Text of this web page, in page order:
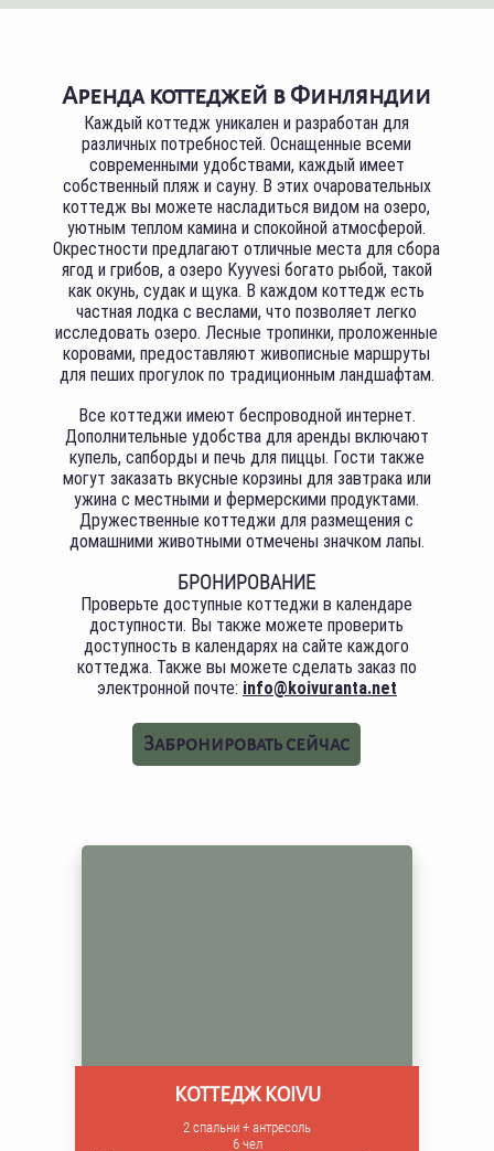
Аренда коттеджей в Финляндии
Каждый коттедж уникален и разработан для
различных потребностей. Оснащенные всеми
современными удобствами, каждый имеет
собственный пляж и сауну. В этих очаровательных
коттедж вы можете насладиться видом на озеро,
уютным теплом камина и спокойной атмосферой.
Окрестности предлагают отличные места для сбора
ягод и грибов, а озеро Kyyvesi богато рыбой, такой
как окунь, судак и щука. В каждом коттедж есть
частная лодка с веслами, что позволяет легко
исследовать озеро. Лесные тропинки, проложенные
коровами, предоставляют живописные маршруты
для пеших прогулок по традиционным ландшафтам.
Все коттеджи имеют беспроводной интернет.
Дополнительные удобства для аренды включают
купель, сапборды и печь для пиццы. Гости также
могут заказать вкусные корзины для завтрака или
ужина с местными и фермерскими продуктами.
Дружественные коттеджи для размещения с
домашними животными отмечены значком лапы.
БРОНИРОВАНИЕ
Проверьте доступные коттеджи в календаре
доступности. Вы также можете проверить
доступность в календарях на сайте каждого
коттеджа. Также вы можете сделать заказ по
электронной почте: info@koivuranta.net
Забронировать сейчас
КОТТЕДЖ KOIVU
2 спальни + антресоль
6 чел